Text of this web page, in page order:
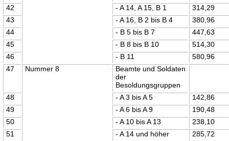
42
- A 14, A 15, B 1
314,29
43
- A 16, B 2 bis B 4
380,96
44
- B 5 bis B 7
447,63
45
- B 8 bis B 10
514,30
46
- B 11
580,96
47
Nummer 8
Beamte und Soldaten
der
Besoldungsgruppen
48
- A 3 bis A 5
142,86
49
- A 6 bis A 9
190,48
50
- A 10 bis A 13
238,10
51
- A 14 und höher
285,72